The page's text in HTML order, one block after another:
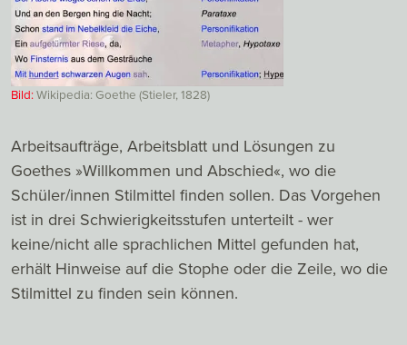
Bild:Wikipedia: Goethe (Stieler, 1828)
Arbeitsaufträge, Arbeitsblatt und Lösungen zu
Goethes »Willkommen und Abschied«, wo die
Schüler/innen Stilmittel finden sollen. Das Vorgehen
ist in drei Schwierigkeitsstufen unterteilt - wer
keine/nicht alle sprachlichen Mittel gefunden hat,
erhält Hinweise auf die Stophe oder die Zeile, wo die
Stilmittel zu finden sein können.